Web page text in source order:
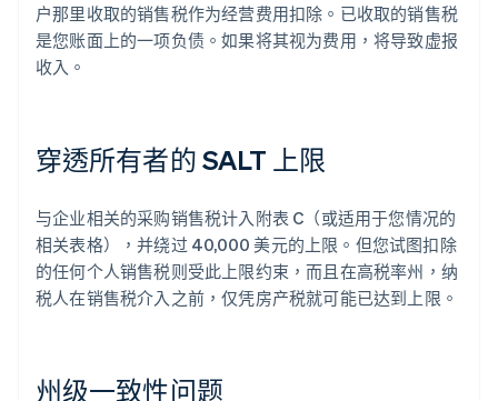
户那里收取的销售税作为经营费用扣除。已收取的销售税
是您账面上的一项负债。如果将其视为费用，将导致虚报
收入。
穿透所有者的 SALT 上限
与企业相关的采购销售税计入附表 C（或适用于您情况的
相关表格），并绕过 40,000 美元的上限。但您试图扣除
的任何个人销售税则受此上限约束，而且在高税率州，纳
税人在销售税介入之前，仅凭房产税就可能已达到上限。
州级一致性问题